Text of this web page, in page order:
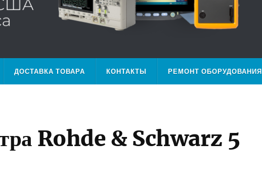
ДОСТАВКА ТОВАРА КОНТАКТЫ РЕМОНТ ОБОРУДОВАНИЯ
Rohde & Schwarz 5